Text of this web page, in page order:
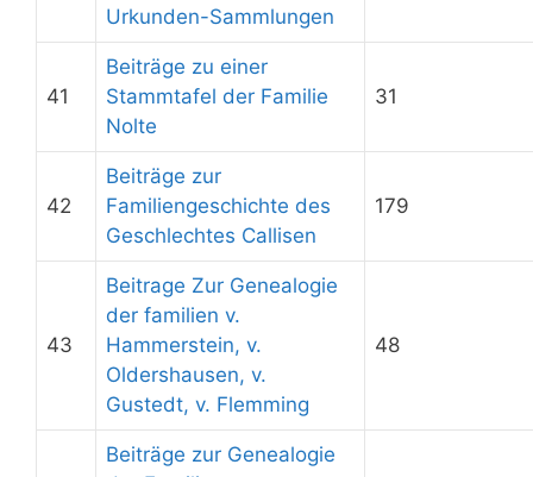
Urkunden-Sammlungen
41
Beiträge zu einer
Stammtafel der Familie
Nolte
31
42
Beiträge zur
Familiengeschichte des
Geschlechtes Callisen
179
43
Beitrage Zur Genealogie
der familien v.
Hammerstein, v.
Oldershausen, v.
Gustedt, v. Flemming
48
Beiträge zur Genealogie